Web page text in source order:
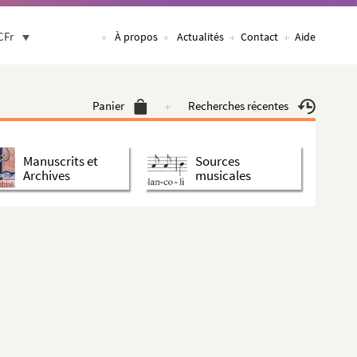
À propos Actualités Contact Aide
Panier Recherches récentes
Manuscrits et
Archives
Sources
musicales